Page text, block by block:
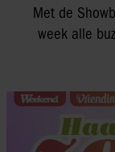
Met de
week alle